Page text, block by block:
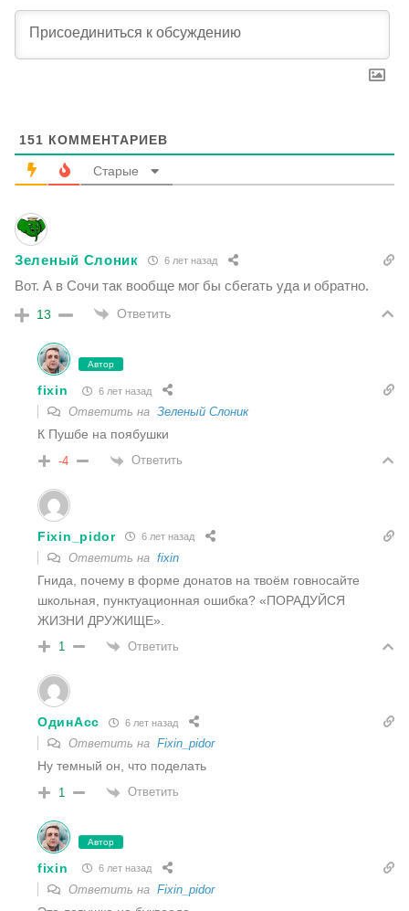
151 КОММЕНТАРИЕВ
Старые
Зеленый Слоник 6 лет назад
Вот. А в Сочи так вообще мог бы сбегать уда и обратно.
13 Ответить
Автор
fixin 6 лет назад
Ответить на Зеленый Слоник
К Пушбе на поябушки
-4 Ответить
Fixin_pidor 6 лет назад
Ответить на fixin
Гнида, почему в форме донатов на твоём говносайте
школьная, пунктуационная ошибка? «ПОРАДУЙСЯ
ЖИЗНИ ДРУЖИЩЕ».
1 Ответить
ОдинАсс 6 лет назад
Ответить на Fixin_pidor
Ну темный он, что поделать
1 Ответить
Автор
fixin 6 лет назад
Ответить на Fixin_pidor